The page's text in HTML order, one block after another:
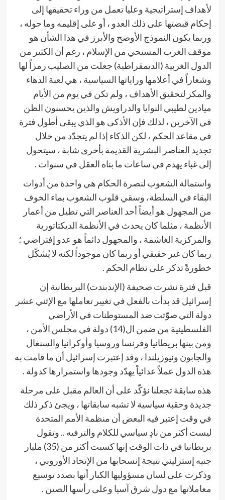
لأهداف إستراتيجية وعليا تعمل من وراء تحقيقها إلى
إحكام قبضتها على ذلك العدو ، أو على إقليمه وما حوله ،
وربما يكون النموذج الأوضح والأبرز في هذا الشأن هو
موقف الغرب المسيحي من الإسلام ، رغم أن الكثير من
الدول الغربية (الديمقراطية) جعلت من الصليب رمزاً لها
وشعاراً في أعلامها وراياتها السياسية ، هي لعبة الدهاء
والمكر لتحقيق الأهداف ، ولم تكن في يوم من الأيام
ميادين لطيبي النوايا والدراويش والذين يحسنون الظن
في الآخرين ، لذلك فإن الأذكى هو الذي يبقى أطول فترة
في مقاعد الحكم ، لكن الذكاء إذا لم يتجدّد من خلال
تجديد العناصر البشرية القديمة بأخرى شابة ، سيتحول
إلى غباء يهدم في ساعات ما بناه العقل في سنوات .
واستمالة الشعوب لنصرة الحكام هي واحدة من أدوات
البقاء في السلطة، وسقي قلوب الشعوب بماء الخوف
من المجهول هو أيضاً أحد العناصر التي تطيل من أعمار
الأنظمة ، مثلما كان يحدث في الأنظمة الديكتاتورية
والمركزية الغاشمة ، والمجهول دائماً هو عدو إفتراضي ؛
ربما كان غير حقيقي أو ربما كان موجوداً لكنه لا يُشكّل
خطورةً تذكر على نظام الحكم .
قبل فترة نشرت صحيفة (الإندبندت) البريطانية إن
إسرائيل قد بدأت بالفعل في تغيير تعاملها مع الإثني عشر
دولة التي صوّتت ضد المستوطنات في الأراضي
الفلسطينية من ضمن ال(14) دولة في مجلس الأمن ،
ومن بينها بريطانيا وفرنسا وروسيا وأوكرانيا والسنغال
والجابون ونيوزيلندا ، وقد إعتبرت إسرائيل أن ما قامت به
هذه الدول عملاً عدائياً يهدّد وجودها واستمرارها كدولة .
هذه سابقة تجعلنا نؤكّد على أن العالم مقبل على مرحلة
جديدة وحقبة سياسية لا تشبه سابقاتها ، ويجئ ذكر ذلك
في وقت إعتبر فيه البعض أن منظمة الأمم المتحدة
ليست أكثر من نادٍ سياسي للكلام والترفيه .. وتقول
بريطانيا في ذات الوقت إنها كسبت أكثر من (35) مليار
جنيه إسترليني نتيجة إنسحابها من الإتحاد الأوروبي ،
وذكرت على لسان مسؤوليها الكبار أنها بصدد توسيع
معاملاتها مع دول شرق آسيا وعلى رأسها الصين .